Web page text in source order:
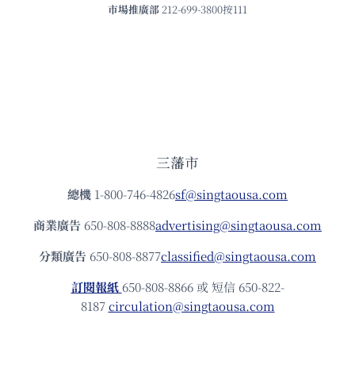
市場推廣部 212-699-3800按111
三藩市
總機 1-800-746-4826sf@singtaousa.com
商業廣告 650-808-8888advertising@singtaousa.com
分類廣告 650-808-8877classified@singtaousa.com
訂閱報紙 650-808-8866 或 短信 650-822-
8187circulation@singtaousa.com